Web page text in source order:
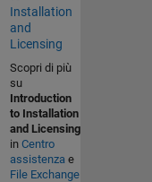
Installation
and
Licensing
Scopri di più
su
Introduction
to Installation
and Licensing
in Centro
assistenza e
File Exchange